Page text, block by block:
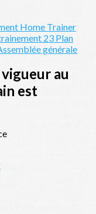
Home Trainer
23 Plan
générale
au
est